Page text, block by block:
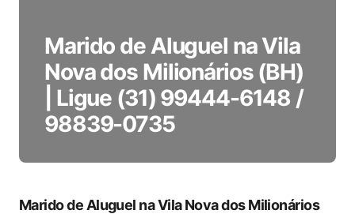
Marido de Aluguel na Vila
Nova dos Milionários (BH)
| Ligue (31) 99444-6148 /
98839-0735
Marido de Aluguel na Vila Nova dos Milionários